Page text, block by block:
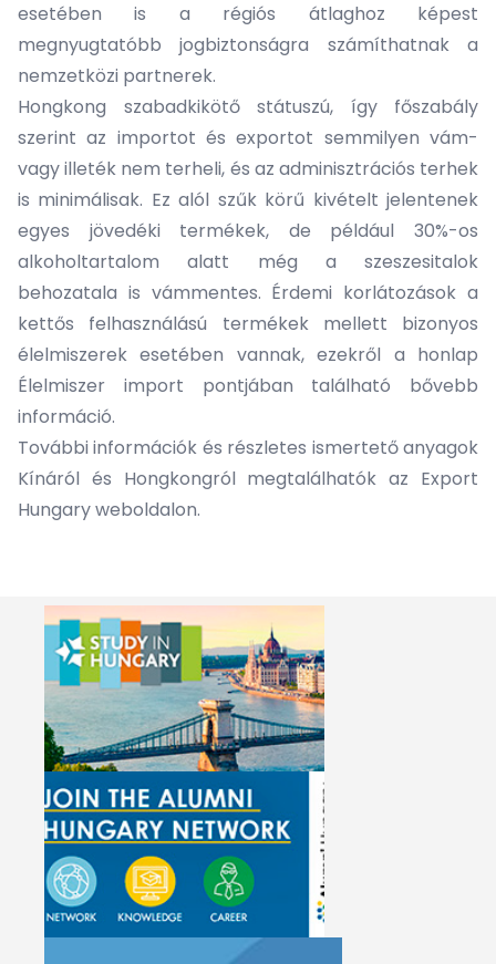
esetében is a régiós átlaghoz képest
megnyugtatóbb jogbiztonságra számíthatnak a
nemzetközi partnerek.
Hongkong szabadkikötő státuszú, így főszabály
szerint az importot és exportot semmilyen vám-
vagy illeték nem terheli, és az adminisztrációs terhek
is minimálisak. Ez alól szűk körű kivételt jelentenek
egyes jövedéki termékek, de például 30%-os
alkoholtartalom alatt még a szeszesitalok
behozatala is vámmentes. Érdemi korlátozások a
kettős felhasználású termékek mellett bizonyos
élelmiszerek esetében vannak, ezekről a honlap
Élelmiszer import pontjában található bővebb
információ.
További információk és részletes ismertető anyagok
Kínáról és Hongkongról megtalálhatók az Export
Hungaryweboldalon.